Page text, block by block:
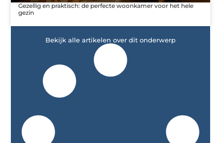
Gezellig en praktisch: de perfecte woonkamer voor het hele
gezin
Bekijk alle artikelen over dit onderwerp